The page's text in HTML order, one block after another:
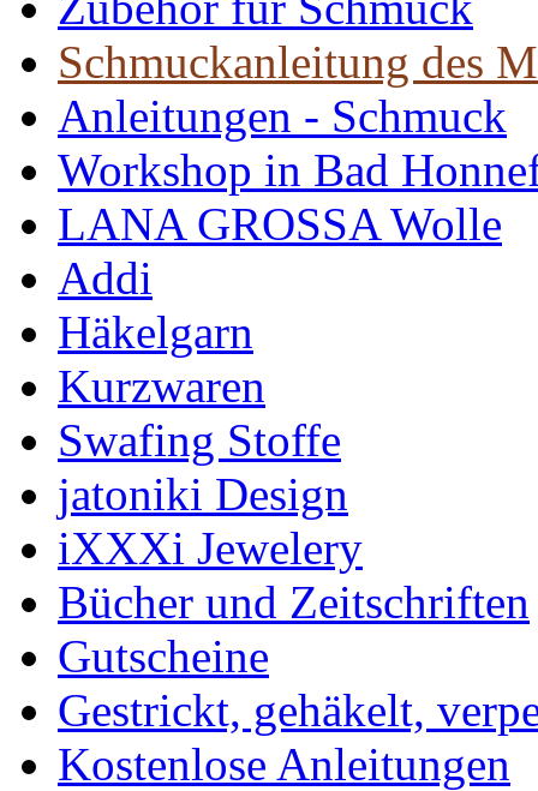
Schmuckanleitung des
Anleitungen - Schmuck
Workshop in Bad
LANA GROSSA Wolle
Addi
Häkelgarn
Kurzwaren
Swafing Stoffe
jatoniki Design
iXXXi Jewelery
Bücher und Zeitschriften
Gutscheine
Gestrickt, gehäkelt,
Kostenlose Anleitungen